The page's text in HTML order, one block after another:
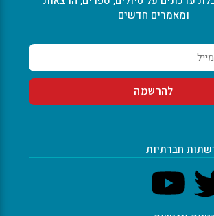
ומאמרים חדשים
חברתיות